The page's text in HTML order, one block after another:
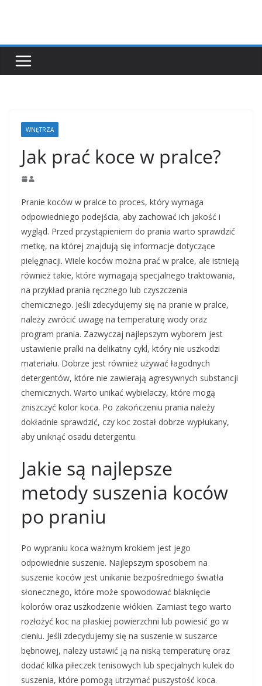
WNĘTRZA
Jak prać koce w pralce?
Pranie koców w pralce to proces, który wymaga
odpowiedniego podejścia, aby zachować ich jakość i
wygląd. Przed przystąpieniem do prania warto sprawdzić
metkę, na której znajdują się informacje dotyczące
pielęgnacji. Wiele koców można prać w pralce, ale istnieją
również takie, które wymagają specjalnego traktowania,
na przykład prania ręcznego lub czyszczenia
chemicznego. Jeśli zdecydujemy się na pranie w pralce,
należy zwrócić uwagę na temperaturę wody oraz
program prania. Zazwyczaj najlepszym wyborem jest
ustawienie pralki na delikatny cykl, który nie uszkodzi
materiału. Dobrze jest również używać łagodnych
detergentów, które nie zawierają agresywnych substancji
chemicznych. Warto unikać wybielaczy, które mogą
zniszczyć kolor koca. Po zakończeniu prania należy
dokładnie sprawdzić, czy koc został dobrze wypłukany,
aby uniknąć osadu detergentu.
Jakie są najlepsze
metody suszenia koców
po praniu
Po wypraniu koca ważnym krokiem jest jego
odpowiednie suszenie. Najlepszym sposobem na
suszenie koców jest unikanie bezpośredniego światła
słonecznego, które może spowodować blaknięcie
kolorów oraz uszkodzenie włókien. Zamiast tego warto
rozłożyć koc na płaskiej powierzchni lub powiesić go w
cieniu. Jeśli zdecydujemy się na suszenie w suszarce
bębnowej, należy ustawić ją na niską temperaturę oraz
dodać kilka piłeczek tenisowych lub specjalnych kulek do
suszenia, które pomogą utrzymać puszystość koca.